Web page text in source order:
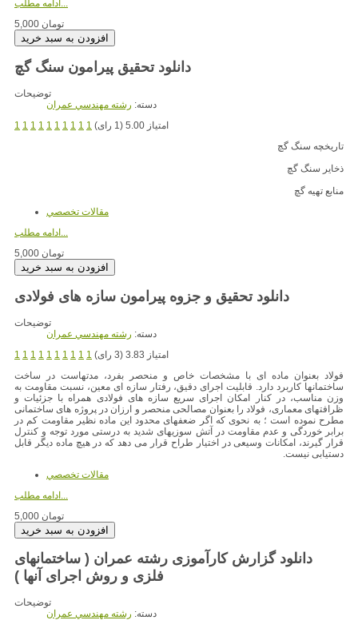
5,000 تومان
دانلود تحقیق پیرامون سنگ گچ
توضیحات
دسته: رشته مهندسي عمران
1 1 1 1 1 1 1 1 1 1
امتیاز 5.00 (1 رای)
تاریخچه سنگ گچ
ذخاير سنگ گچ
منابع تهیه گچ
مقالات تخصصي
5,000 تومان
دانلود تحقیق و جزوه پیرامون سازه های فولادی
توضیحات
دسته: رشته مهندسي عمران
1 1 1 1 1 1 1 1 1 1
امتیاز 3.83 (3 رای)
فولاد بعنوان ماده ای با مشخصات خاص و منحصر بفرد، مدتهاست در ساخت
ساختمانها کاربرد دارد. قابلیت اجرای دقیق، رفتار سازه ای معین، نسبت مقاومت به
وزن مناسب، در کنار امکان اجرای سریع سازه های فولادی همراه با جزئیات و
ظرافتهای معماری، فولاد را بعنوان مصالحی منحصر و ارزان در پروژه های ساختمانی
مطرح نموده است ؛ به نحوی که اگر ضعفهای محدود این ماده نظیر مقاومت کم در
برابر خوردگی و عدم مقاومت در آتش سوزیهای شدید به درستی مورد توجه و کنترل
قرار گیرند، امکانات وسیعی در اختیار طراح قرار می دهد که در هیچ ماده دیگر قابل
دستیابی نیست.
مقالات تخصصي
5,000 تومان
دانلود گزارش کارآموزی رشته عمران ( ساختمانهای
فلزی و روش اجرای آنها )
توضیحات
دسته: رشته مهندسي عمران